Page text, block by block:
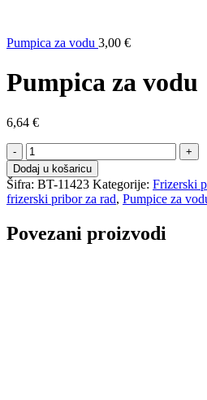
Pumpica za vodu 3,00 €
Pumpica za vodu
6,64 €
Pumpica
za
vodu
količina
Dodaj u košaricu
Šifra: BT-11423 Kategorije: Frizerski
frizerski pribor za rad, Pumpice za
Povezani proizvodi